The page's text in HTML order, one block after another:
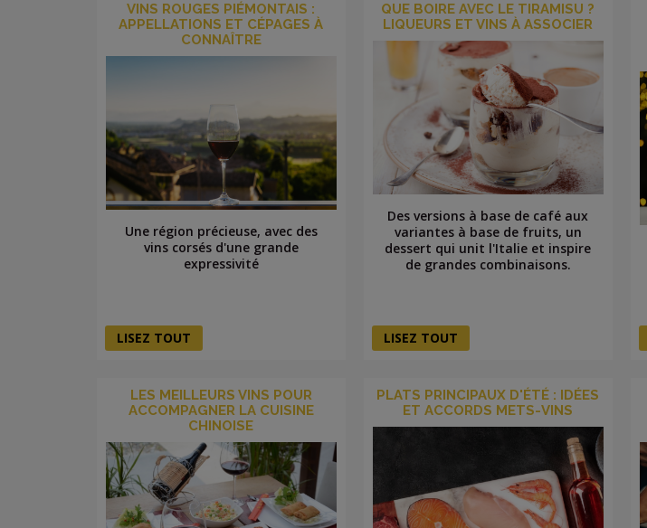
VINS ROUGES PIÉMONTAIS :
APPELLATIONS ET CÉPAGES À
CONNAÎTRE
Une région précieuse, avec des
vins corsés d'une grande
expressivité
LISEZ TOUT
QUE BOIRE AVEC LE TIRAMISU ?
LIQUEURS ET VINS À ASSOCIER
Des versions à base de café aux
variantes à base de fruits, un
dessert qui unit l'Italie et inspire
de grandes combinaisons.
LISEZ TOUT
LES MEILLEURS VINS POUR
ACCOMPAGNER LA CUISINE
CHINOISE
PLATS PRINCIPAUX D'ÉTÉ : IDÉES
ET ACCORDS METS-VINS